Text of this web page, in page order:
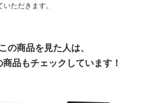
ただきます。
この商品を見た人は、
商品もチェックしています！